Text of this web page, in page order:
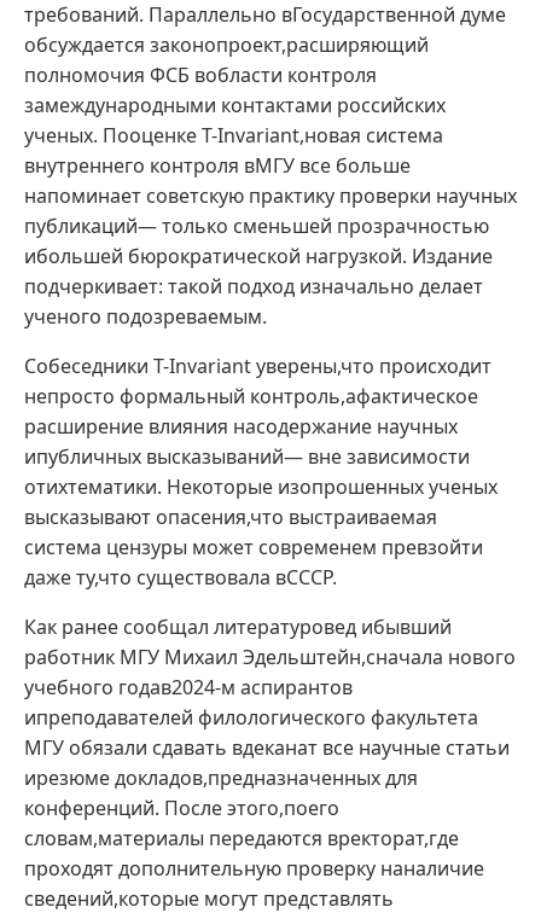
требований. Параллельно вГосударственной думе
обсуждается законопроект,расширяющий
полномочия ФСБ вобласти контроля
замеждународными контактами российских
ученых. Пооценке T-Invariant,новая система
внутреннего контроля вМГУ все больше
напоминает советскую практику проверки научных
публикаций— только сменьшей прозрачностью
ибольшей бюрократической нагрузкой. Издание
подчеркивает: такой подход изначально делает
ученого подозреваемым.
Собеседники T-Invariant уверены,что происходит
непросто формальный контроль,афактическое
расширение влияния насодержание научных
ипубличных высказываний— вне зависимости
отихтематики. Некоторые изопрошенных ученых
высказывают опасения,что выстраиваемая
система цензуры может современем превзойти
даже ту,что существовала вСССР.
Как ранее сообщал литературовед ибывший
работник МГУ Михаил Эдельштейн,сначала нового
учебного годав2024-м аспирантов
ипреподавателей филологического факультета
МГУ обязали сдавать вдеканат все научные статьи
ирезюме докладов,предназначенных для
конференций. После этого,поего
словам,материалы передаются вректорат,где
проходят дополнительную проверку наналичие
сведений,которые могут представлять